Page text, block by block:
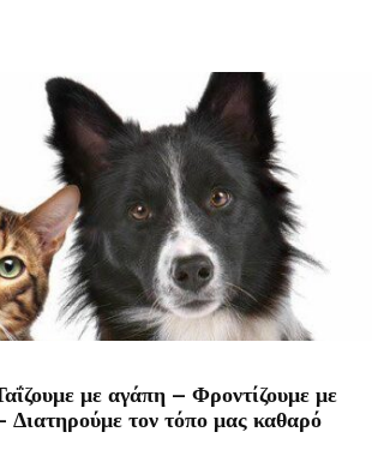
με αγάπη – Φροντίζουμε με
Διατηρούμε τον τόπο μας καθαρό